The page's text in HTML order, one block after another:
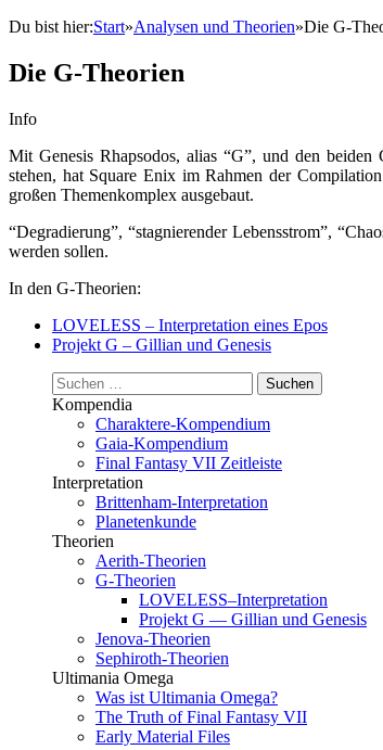
Du bist hier:Start»Analysen und Theorien»Die G-
Die G-Theorien
Info
Mit Genesis Rhapsodos, alias “G”, und den
stehen, hat Square Enix im Rahmen der
großen Themenkomplex ausgebaut.
“Degradierung”, “stagnierender Lebensstrom”,
werden sollen.
In den G-Theorien:
LOVELESS – Interpretation eines Epos
Projekt G – Gillian und Genesis
Suchen
nach:
Kompendia
Charaktere-Kompendium
Gaia-Kompendium
Final Fantasy VII Zeitleiste
Interpretation
Brittenham-Interpretation
Planetenkunde
Theorien
Aerith-Theorien
G-Theorien
LOVELESS–Interpretation
Projekt G — Gillian und Genesis
Jenova-Theorien
Sephiroth-Theorien
Ultimania Omega
Was ist Ultimania Omega?
The Truth of Final Fantasy VII
Early Material Files